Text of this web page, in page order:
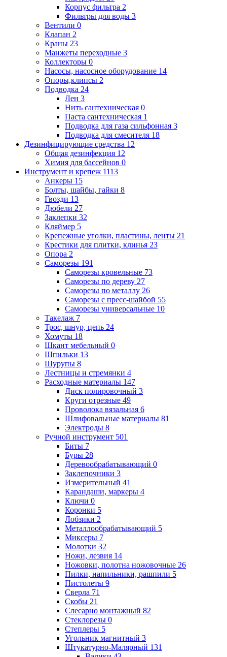
Корпус фильтра 2
Фильтры для воды 3
Вентили 0
Клапан 2
Краны 23
Манжеты переходные 3
Коллекторы 0
Насосы, насосное оборудование 14
Опоры,клипсы 2
Подводка 24
Лен 3
Нить сантехническая 0
Паста сантехническая 1
Подводка для газа сильфонная 3
Подводка для смесителя 18
Дезинфицирующие средства 12
Общая дезинфекция 12
Химия для бассейнов 0
Инструмент и крепеж 1113
Анкеры 15
Болты, шайбы, гайки 8
Гвозди 13
Дюбели 27
Заклепки 32
Кляймер 5
Крепежные уголки, пластины, ленты 21
Крестики для плитки, клинья 23
Опора 2
Саморезы 191
Саморезы кровельные 73
Саморезы по дереву 27
Саморезы по металлу 26
Саморезы с пресс-шайбой 55
Саморезы универсальные 10
Такелаж 7
Трос, шнур, цепь 24
Хомуты 18
Шкант мебельный 0
Шпильки 13
Шурупы 8
Лестницы и стремянки 4
Расходные материалы 147
Диск полировочный 3
Круги отрезные 49
Проволока вязальная 6
Шлифовальные материалы 81
Электроды 8
Ручной инструмент 501
Биты 7
Буры 28
Деревообрабатывающий 0
Заклепочники 3
Измерительный 41
Карандаши, маркеры 4
Ключи 0
Коронки 5
Лобзики 2
Металлообрабатывающий 5
Миксеры 7
Молотки 32
Ножи, лезвия 14
Ножовки, полотна ножовочные 26
Пилки, напильники, рашпили 5
Пистолеты 9
Сверла 71
Скобы 21
Слесарно монтажный 82
Стеклорезы 0
Степлеры 5
Угольник магнитный 3
Штукатурно-Малярный 131